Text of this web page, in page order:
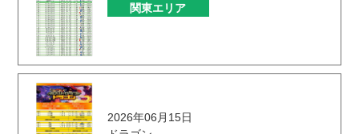
関東エリア
2026年06月15日